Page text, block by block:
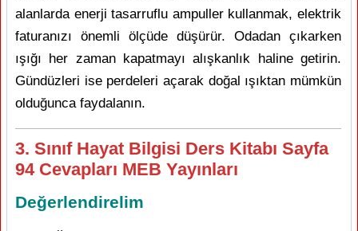
alanlarda enerji tasarruflu ampuller kullanmak, elektrik
faturanızı önemli ölçüde düşürür. Odadan çıkarken
ışığı her zaman kapatmayı alışkanlık haline getirin.
Gündüzleri ise perdeleri açarak doğal ışıktan mümkün
olduğunca faydalanın.
3. Sınıf Hayat Bilgisi Ders Kitabı Sayfa
94 Cevapları MEB Yayınları
Değerlendirelim